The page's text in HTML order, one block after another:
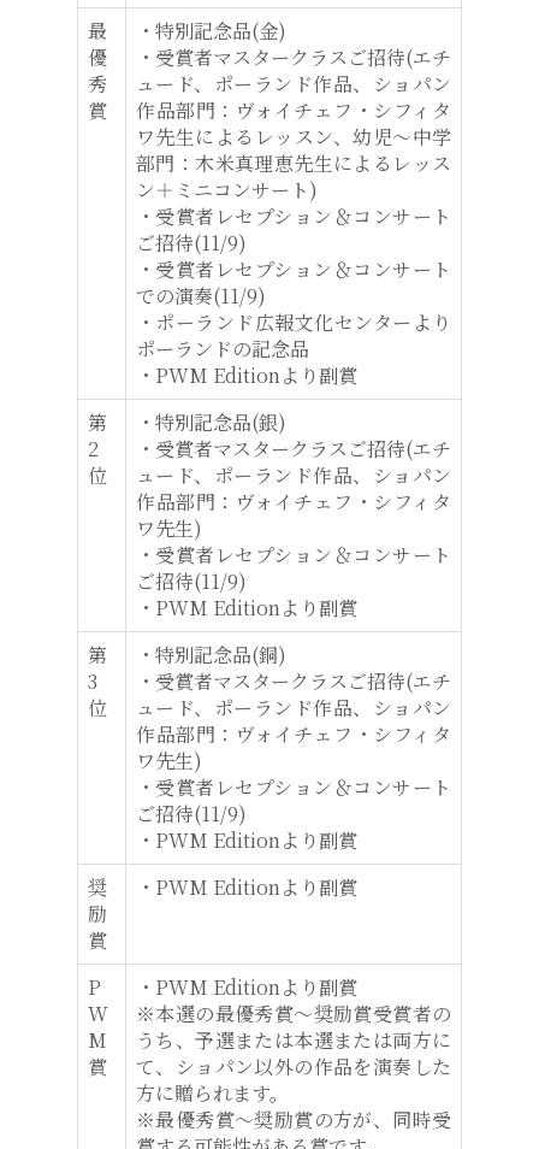
最
優
秀
賞
・特別記念品(金)
・受賞者マスタークラスご招待(エチ
ュード、ポーランド作品、ショパン
作品部門：ヴォイチェフ・シフィタ
ワ先生によるレッスン、幼児～中学
部門：木米真理恵先生によるレッス
ン＋ミニコンサート)
・受賞者レセプション＆コンサート
ご招待(11/9)
・受賞者レセプション＆コンサート
での演奏(11/9)
・ポーランド広報文化センターより
ポーランドの記念品
・PWM Editionより副賞
第
2
位
・特別記念品(銀)
・受賞者マスタークラスご招待(エチ
ュード、ポーランド作品、ショパン
作品部門：ヴォイチェフ・シフィタ
ワ先生)
・受賞者レセプション＆コンサート
ご招待(11/9)
・PWM Editionより副賞
第
3
位
・特別記念品(銅)
・受賞者マスタークラスご招待(エチ
ュード、ポーランド作品、ショパン
作品部門：ヴォイチェフ・シフィタ
ワ先生)
・受賞者レセプション＆コンサート
ご招待(11/9)
・PWM Editionより副賞
奨
励
賞
・PWM Editionより副賞
P
W
M
賞
・PWM Editionより副賞
※本選の最優秀賞～奨励賞受賞者の
うち、予選または本選または両方に
て、ショパン以外の作品を演奏した
方に贈られます。
※最優秀賞～奨励賞の方が、同時受